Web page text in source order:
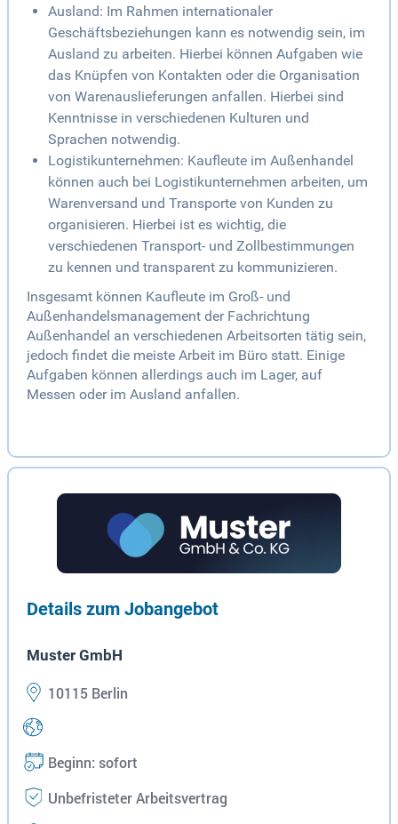
Ausland: Im Rahmen internationaler
Geschäftsbeziehungen kann es notwendig sein, im
Ausland zu arbeiten. Hierbei können Aufgaben wie
das Knüpfen von Kontakten oder die Organisation
von Warenauslieferungen anfallen. Hierbei sind
Kenntnisse in verschiedenen Kulturen und
Sprachen notwendig.
Logistikunternehmen: Kaufleute im Außenhandel
können auch bei Logistikunternehmen arbeiten, um
Warenversand und Transporte von Kunden zu
organisieren. Hierbei ist es wichtig, die
verschiedenen Transport- und Zollbestimmungen
zu kennen und transparent zu kommunizieren.
Insgesamt können Kaufleute im Groß- und
Außenhandelsmanagement der Fachrichtung
Außenhandel an verschiedenen Arbeitsorten tätig sein,
jedoch findet die meiste Arbeit im Büro statt. Einige
Aufgaben können allerdings auch im Lager, auf
Messen oder im Ausland anfallen.
Details zum Jobangebot
Muster GmbH
10115 Berlin
Beginn: sofort
Unbefristeter Arbeitsvertrag